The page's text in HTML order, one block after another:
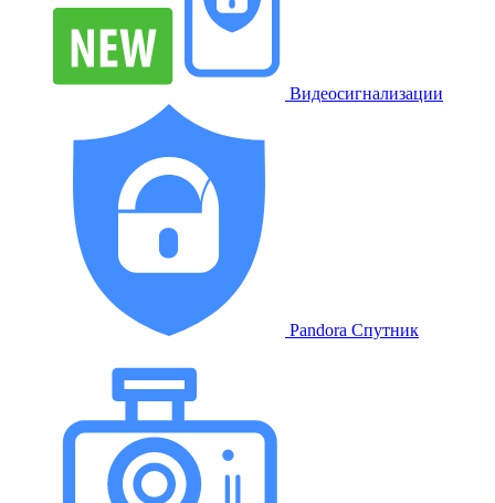
Видеосигнализации
Pandora Спутник